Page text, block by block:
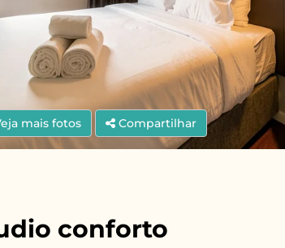
mais fotos Compartilhar
conforto